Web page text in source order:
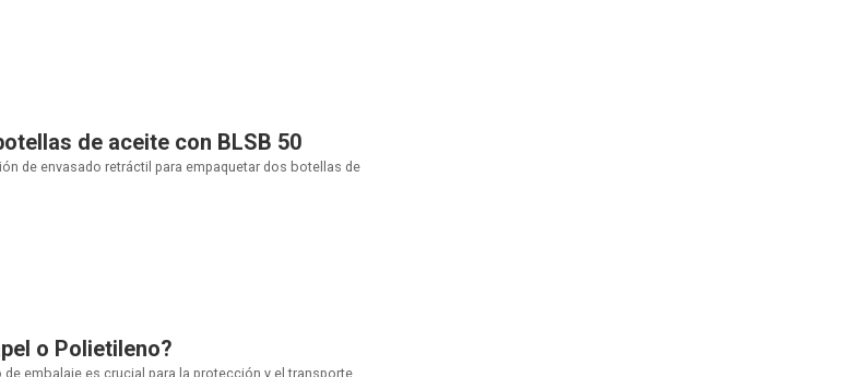
de aceite con BLSB 50
de envasado retráctil para empaquetar dos botellas de
o Polietileno?
embalaje es crucial para la protección y el transporte